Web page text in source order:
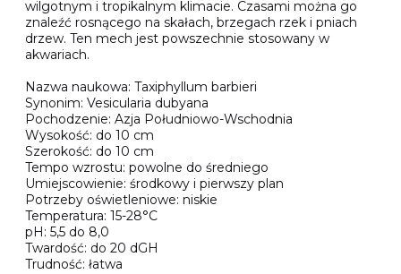
wilgotnym i tropikalnym klimacie. Czasami można go
znaleźć rosnącego na skałach, brzegach rzek i pniach
drzew. Ten mech jest powszechnie stosowany w
akwariach.
Nazwa naukowa: Taxiphyllum barbieri
Synonim: Vesicularia dubyana
Pochodzenie: Azja Południowo-Wschodnia
Wysokość: do 10 cm
Szerokość: do 10 cm
Tempo wzrostu: powolne do średniego
Umiejscowienie: środkowy i pierwszy plan
Potrzeby oświetleniowe: niskie
Temperatura: 15-28°C
pH: 5,5 do 8,0
Twardość: do 20 dGH
Trudność: łatwa